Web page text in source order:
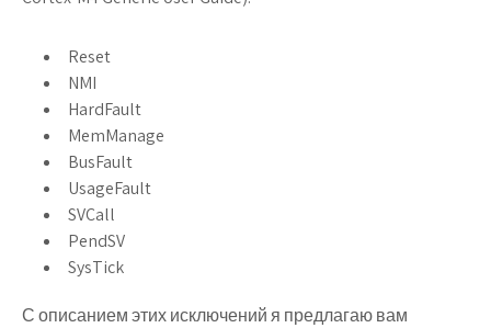
Reset
NMI
HardFault
MemManage
BusFault
UsageFault
SVCall
PendSV
SysTick
С описанием этих исключений я предлагаю вам